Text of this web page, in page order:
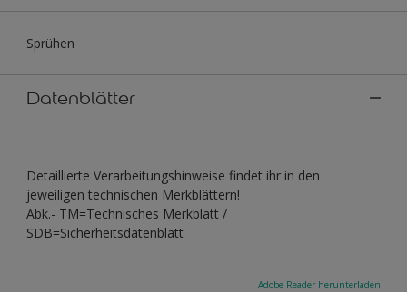
Sprühen
Datenblätter
Detaillierte Verarbeitungshinweise findet ihr in den
jeweiligen technischen Merkblättern!
Abk.- TM=Technisches Merkblatt /
SDB=Sicherheitsdatenblatt
Adobe Reader herunterladen